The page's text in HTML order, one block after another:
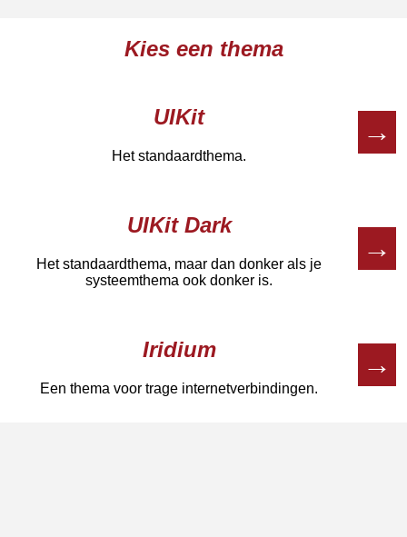
Kies een thema
UIKit
Het standaardthema.
→
UIKit Dark
Het standaardthema, maar dan donker als je
systeemthema ook donker is.
→
Iridium
Een thema voor trage internetverbindingen.
→